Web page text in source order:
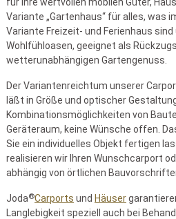
Variante „Gartenhaus“ für alles, was
Variante Freizeit- und Ferienhaus
Wohlfühloasen, geeignet als
wetterunabhängigen Gartengenuss.
Der Variantenreichtum unserer
läßt in Größe und optischer
Kombinationsmöglichkeiten von
Geräteraum, keine Wünsche offen.
Sie ein individuelles Objekt fertigen
realisieren wir Ihren Wunschcarport
abhängig von örtlichen
Joda®Carports und Häuser
Langlebigkeit speziell auch bei